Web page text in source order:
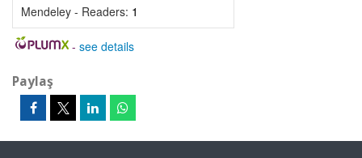
Mendeley - Readers: 1
- see details
Paylaş